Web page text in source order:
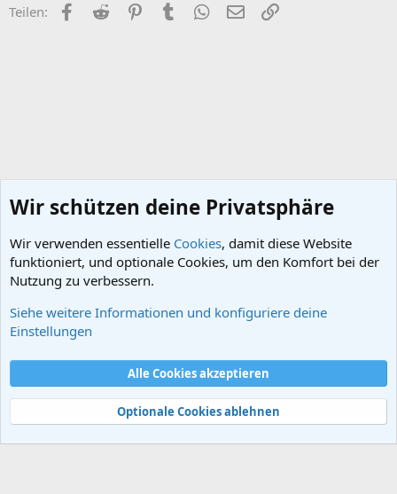
Teilen: Facebook
Reddit PinterestTumblr WhatsApp
E-Mail
Frühzeit des Menschen
Nutzungsbedingungen
Datenschutz
Hilfe und Impressum
Start
R
S
Community platform by XenForo® © 2010-2024 XenForo Ltd.
Wir schützen deine Privatsphäre
Wir verwenden essentielle Cookies, damit diese Website
funktioniert, und optionale Cookies, um den Komfort bei der
Nutzung zu verbessern.
Siehe weitere Informationen und konfiguriere deine
Einstellungen
Alle Cookies akzeptieren
Optionale Cookies ablehnen